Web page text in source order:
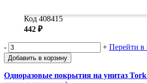
Код 408415
442 ₽
- + Перейти в
Добавить в корзину
Одноразовые покрытия на унитаз Tork